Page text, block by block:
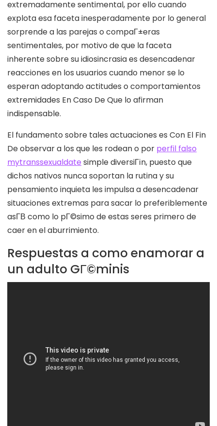
extremadamente sentimental, por ello cuando
explota esa faceta inesperadamente por lo general
sorprende a las parejas o compaГ±eras
sentimentales, por motivo de que la faceta
inherente sobre su idiosincrasia es desencadenar
reacciones en los usuarios cuando menor se lo
esperan adoptando actitudes o comportamientos
extremidades En Caso De Que lo afirman
indispensable.
El fundamento sobre tales actuaciones es Con El Fin
De observar a los que les rodean o por perfil falso
mytranssexualdate simple diversiГіn, puesto que
dichos nativos nunca soportan la rutina y su
pensamiento inquieta les impulsa a desencadenar
situaciones extremas para sacar lo preferiblemente
asГ­В­ como lo pГ©simo de estas seres primero de
caer en el aburrimiento.
Respuestas a como enamorar a
un adulto GГ©minis